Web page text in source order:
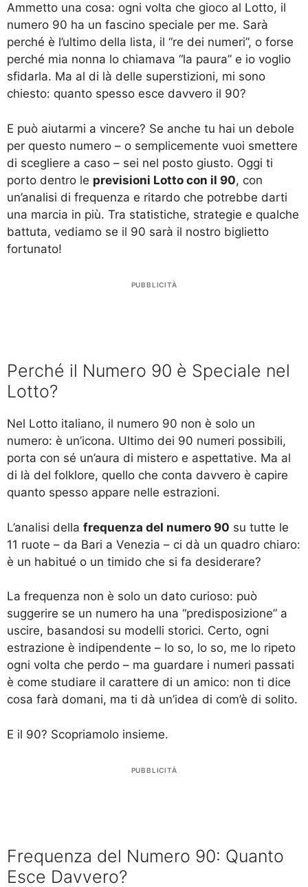
Ammetto una cosa: ogni volta che gioco al Lotto, il
numero 90 ha un fascino speciale per me. Sarà
perché è l’ultimo della lista, il “re dei numeri”, o forse
perché mia nonna lo chiamava “la paura” e io voglio
sfidarla. Ma al di là delle superstizioni, mi sono
chiesto: quanto spesso esce davvero il 90?
E può aiutarmi a vincere? Se anche tu hai un debole
per questo numero – o semplicemente vuoi smettere
di scegliere a caso – sei nel posto giusto. Oggi ti
porto dentro le previsioni Lotto con il 90, con
un’analisi di frequenza e ritardo che potrebbe darti
una marcia in più. Tra statistiche, strategie e qualche
battuta, vediamo se il 90 sarà il nostro biglietto
fortunato!
PUBBLICITÀ
Perché il Numero 90 è Speciale nel
Lotto?
Nel Lotto italiano, il numero 90 non è solo un
numero: è un’icona. Ultimo dei 90 numeri possibili,
porta con sé un’aura di mistero e aspettative. Ma al
di là del folklore, quello che conta davvero è capire
quanto spesso appare nelle estrazioni.
L’analisi della frequenza del numero 90 su tutte le
11 ruote – da Bari a Venezia – ci dà un quadro chiaro:
è un habitué o un timido che si fa desiderare?
La frequenza non è solo un dato curioso: può
suggerire se un numero ha una “predisposizione” a
uscire, basandosi su modelli storici. Certo, ogni
estrazione è indipendente – lo so, lo so, me lo ripeto
ogni volta che perdo – ma guardare i numeri passati
è come studiare il carattere di un amico: non ti dice
cosa farà domani, ma ti dà un’idea di com’è di solito.
E il 90? Scopriamolo insieme.
PUBBLICITÀ
Frequenza del Numero 90: Quanto
Esce Davvero?